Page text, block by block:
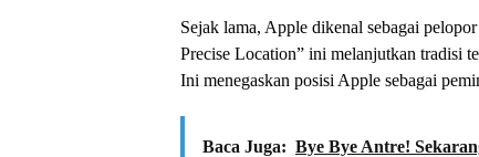
Sejak lama, Apple dikenal sebagai
Precise Location” ini melanjutkan tradisi
Ini menegaskan posisi Apple sebagai
Baca Juga: Bye Bye Antre!